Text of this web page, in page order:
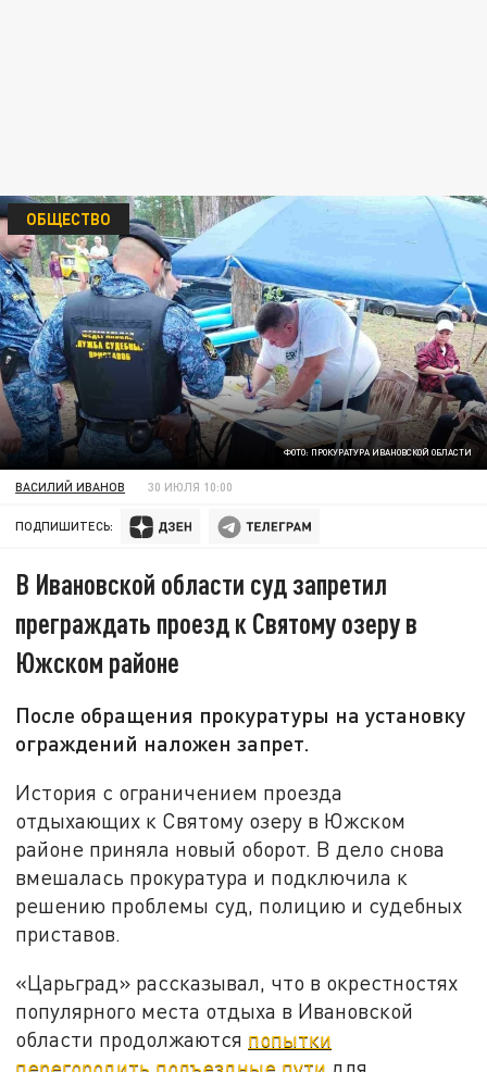
ФОТО: ПРОКУРАТУРА ИВАНОВСКОЙ ОБЛАСТИ
ОБЩЕСТВО
ВАСИЛИЙ ИВАНОВ 30 ИЮЛЯ 10:00
ПОДПИШИТЕСЬ:
В Ивановской области суд запретил
преграждать проезд к Святому озеру в
Южском районе
После обращения прокуратуры на установку
ограждений наложен запрет.
История с ограничением проезда
отдыхающих к Святому озеру в Южском
районе приняла новый оборот. В дело снова
вмешалась прокуратура и подключила к
решению проблемы суд, полицию и судебных
приставов.
«Царьград» рассказывал, что в окрестностях
популярного места отдыха в Ивановской
области продолжаются попытки